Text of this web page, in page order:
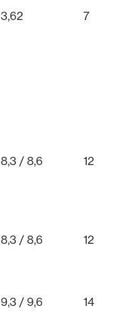
3,62 7
8,3 / 8,6 12
8,3 / 8,6 12
9,3 / 9,6 14